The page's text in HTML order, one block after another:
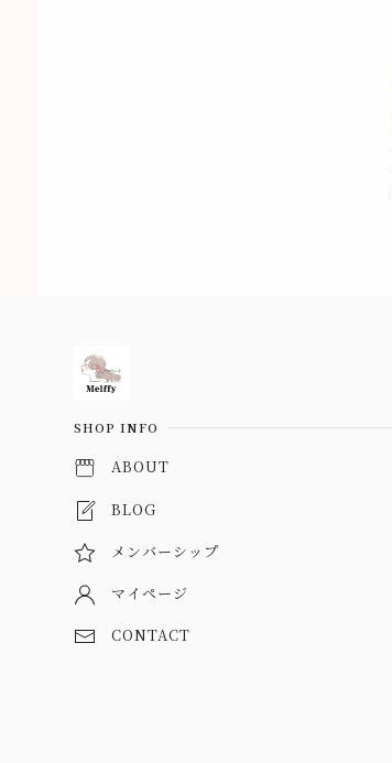
Information
SHOP INFO
ABOUT
BLOG
メンバーシップ
マイページ
CONTACT